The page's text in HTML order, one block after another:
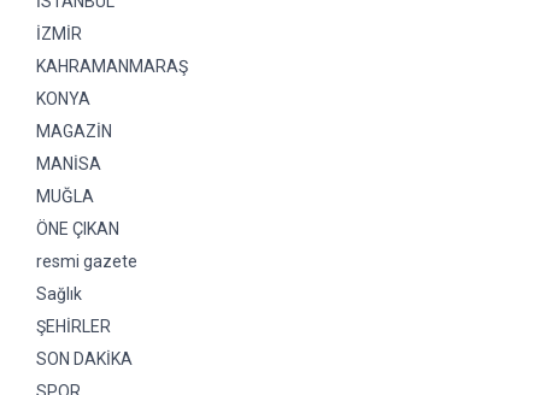
İZMİR
KAHRAMANMARAŞ
KONYA
MAGAZİN
MANİSA
MUĞLA
ÖNE ÇIKAN
resmi gazete
Sağlık
ŞEHİRLER
SON DAKİKA